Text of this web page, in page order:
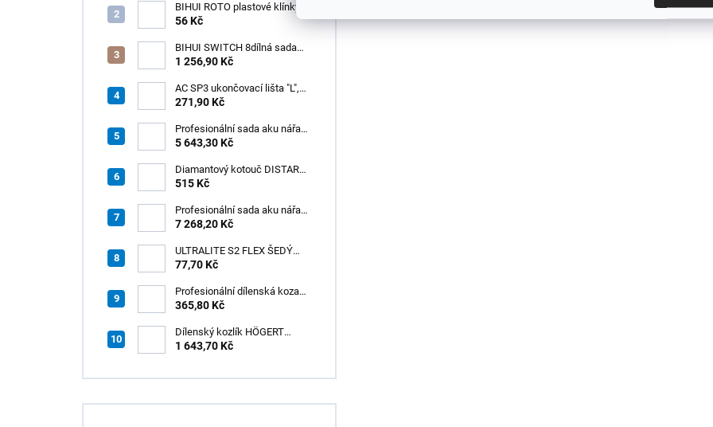
BIHUI ROTO plastové klínky
1–13 mm – balení 50 ks
56 Kč
BIHUI SWITCH 8dílná sada
zubových hladítek INOX –
boxu
1 256,90 Kč
AC SP3 ukončovací lišta "L",
PREMIUM, hliník elox titan, v:
271,90 Kč
Profesionální sada aku nářadí
3v1 HÖGERT
5 643,30 Kč
Diamantový kotouč DISTAR
GREEN CUT
Z60
515 Kč
Profesionální sada aku nářadí
3v1 20V HÖGERT
7 268,20 Kč
ULTRALITE S2 FLEX ŠEDÝ
/15kg
77,70 Kč
Profesionální dílenská koza
HÖGERT HT7G550
365,80 Kč
Dílenský kozlík HÖGERT
HT7G551
1 643,70 Kč